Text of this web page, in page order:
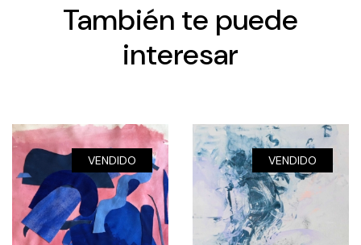
También te puede
interesar
VENDIDO VENDIDO